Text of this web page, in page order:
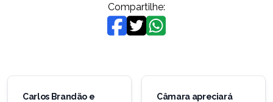
Compartilhe:
Navegação
Carlos Brandão e
Câmara apreciará